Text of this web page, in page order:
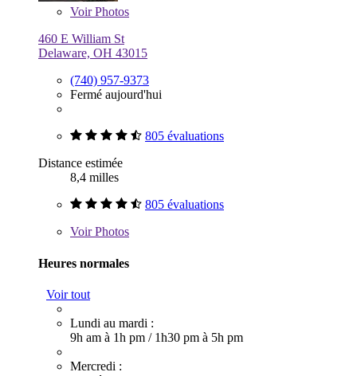
VoirPhotos
460 E William St
Delaware, OH 43015
(740) 957-9373
Fermé aujourd'hui
805 évaluations
Distance estimée
8,4 milles
805 évaluations
VoirPhotos
Heures normales
Voir tout
Lundi au mardi :
9h am à 1h pm / 1h30 pm à 5h pm
Mercredi :